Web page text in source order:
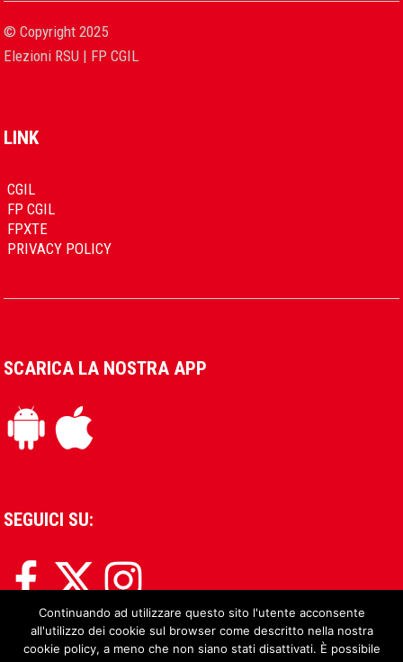
© Copyright 2025
Elezioni RSU | FP CGIL
LINK
CGIL
FP CGIL
FPXTE
PRIVACY POLICY
SCARICA LA NOSTRA APP
SEGUICI SU:
Continuando ad utilizzare questo sito l'utente acconsente
all'utilizzo dei cookie sul browser come descritto nella nostra
cookie policy, a meno che non siano stati disattivati. È possibile